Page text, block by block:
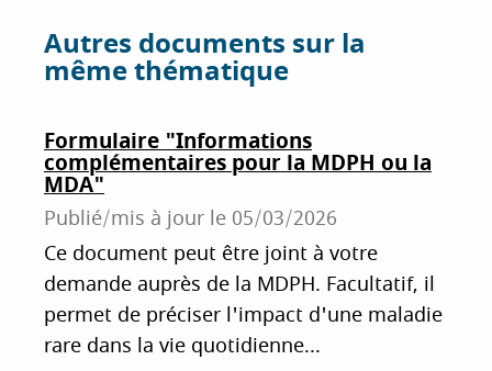
g
e
r
s
u
r
F
a
c
e
g
e
r
s
u
r
T
w
i
t
g
e
r
s
u
r
L
i
n
k
Autres documents sur la
même thématique
Formulaire "Informations
complémentaires pour la MDPH ou la
MDA"
Publié/mis à jour le 05/03/2026
Ce document peut être joint à votre
demande auprès de la MDPH. Facultatif, il
permet de préciser l'impact d'une maladie
rare dans la vie quotidienne...